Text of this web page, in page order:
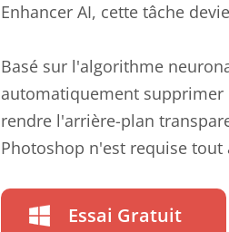
Enhancer AI, cette tâche
Basé sur l'algorithme
automatiquement
rendre l'arrière-plan
Photoshop n'est requise
Essai Gratuit